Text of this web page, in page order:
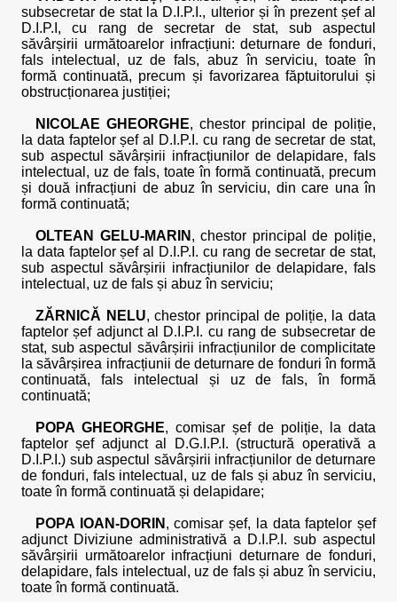
subsecretar de stat la D.I.P.I., ulterior și în prezent șef al
D.I.P.I, cu rang de secretar de stat, sub aspectul
săvârșirii următoarelor infracțiuni: deturnare de fonduri,
fals intelectual, uz de fals, abuz în serviciu, toate în
formă continuată, precum și favorizarea făptuitorului și
obstrucționarea justiției;
NICOLAE GHEORGHE, chestor principal de poliție,
la data faptelor șef al D.I.P.I. cu rang de secretar de stat,
sub aspectul săvârșirii infracțiunilor de delapidare, fals
intelectual, uz de fals, toate în formă continuată, precum
și două infracțiuni de abuz în serviciu, din care una în
formă continuată;
OLTEAN GELU-MARIN , chestor principal de poliție,
la data faptelor șef al D.I.P.I. cu rang de secretar de stat,
sub aspectul săvârșirii infracțiunilor de delapidare, fals
intelectual, uz de fals și abuz în serviciu;
ZĂRNICĂ NELU, chestor principal de poliție, la data
faptelor șef adjunct al D.I.P.I. cu rang de subsecretar de
stat, sub aspectul săvârșirii infracțiunilor de complicitate
la săvârșirea infracțiunii de deturnare de fonduri în formă
continuată, fals intelectual și uz de fals, în formă
continuată;
POPA GHEORGHE, comisar șef de poliție, la data
faptelor șef adjunct al D.G.I.P.I. (structură operativă a
D.I.P.I.) sub aspectul săvârșirii infracțiunilor de deturnare
de fonduri, fals intelectual, uz de fals și abuz în serviciu,
toate în formă continuată și delapidare;
POPA IOAN-DORIN , comisar șef, la data faptelor șef
adjunct Diviziune administrativă a D.I.P.I. sub aspectul
săvârșirii următoarelor infracțiuni deturnare de fonduri,
delapidare, fals intelectual, uz de fals și abuz în serviciu,
toate în formă continuată.